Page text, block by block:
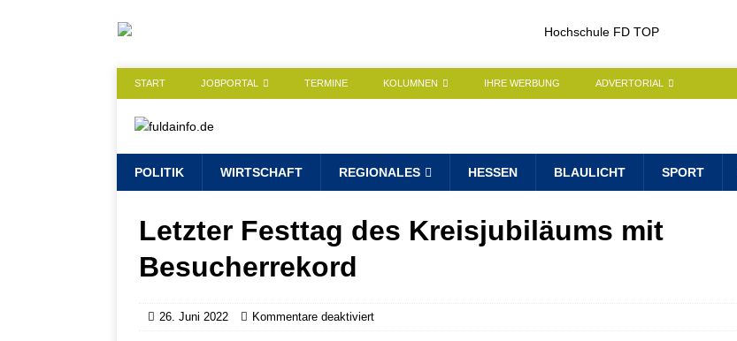
START JOBPORTAL TERMINE KOLUMNEN IHRE WERBUNG ADVERTORIAL
POLITIK WIRTSCHAFT REGIONALES HESSEN BLAULICHT SPORT
Letzter Festtag des Kreisjubiläums mit
Besucherrekord
26. Juni 2022 Kommentare deaktiviert